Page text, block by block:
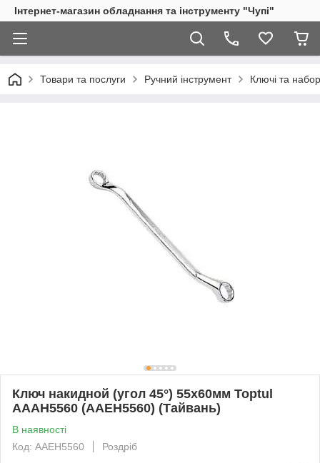
Інтернет-магазин обладнання та інструменту "Чупі"
Товари та послуги Ручний інструмент Ключі та
Ключ накидной (угол 45°) 55х60мм Toptul
AAAH5560 (AAEH5560) (Тайвань)
В наявності
Код: AAEH5560
Роздріб